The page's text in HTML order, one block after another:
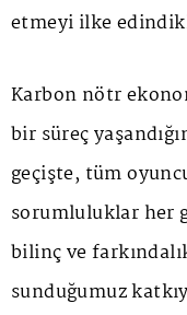
etmeyi ilke
Karbon nötr
bir süreç
geçişte, tüm
sorumluluklar her
bilinç ve
sunduğumuz